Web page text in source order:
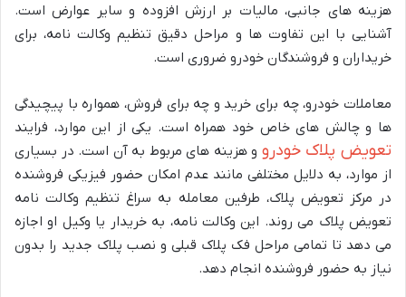
هزینه های جانبی، مالیات بر ارزش افزوده و سایر عوارض است.
آشنایی با این تفاوت ها و مراحل دقیق تنظیم وکالت نامه، برای
خریداران و فروشندگان خودرو ضروری است.
معاملات خودرو، چه برای خرید و چه برای فروش، همواره با پیچیدگی
ها و چالش های خاص خود همراه است. یکی از این موارد، فرایند
تعویض پلاک خودرو و هزینه های مربوط به آن است. در بسیاری
از موارد، به دلایل مختلفی مانند عدم امکان حضور فیزیکی فروشنده
در مرکز تعویض پلاک، طرفین معامله به سراغ تنظیم وکالت نامه
تعویض پلاک می روند. این وکالت نامه، به خریدار یا وکیل او اجازه
می دهد تا تمامی مراحل فک پلاک قبلی و نصب پلاک جدید را بدون
نیاز به حضور فروشنده انجام دهد.